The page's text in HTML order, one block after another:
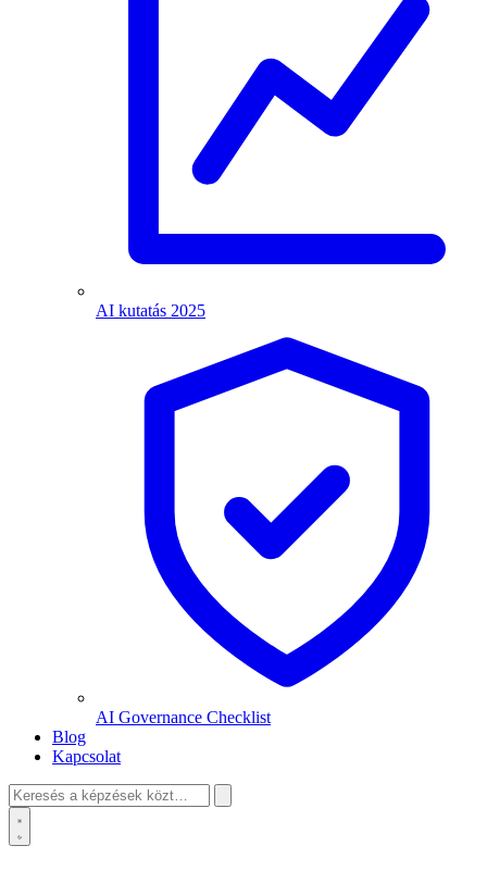
AI kutatás 2025
AI Governance Checklist
Blog
Kapcsolat